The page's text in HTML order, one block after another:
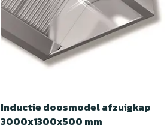
Inductie doosmodel afzuigkap
3000x1300x500 mm